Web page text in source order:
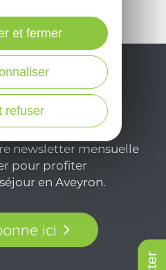
newsletter mensuelle
pour profiter
en Aveyron.
ici
refuser
et fermer